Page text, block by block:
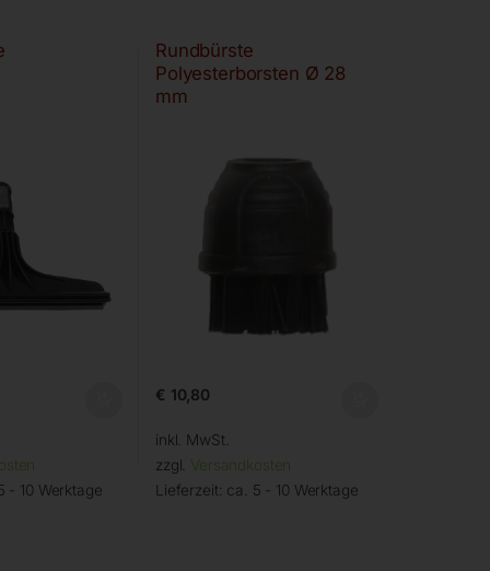
- 10 Werktage
Rundbürste
Polyesterborsten Ø 28
mm
€ 10,80
inkl. MwSt.
zzgl. Versandkosten
Lieferzeit: ca. 5 - 10 Werktage